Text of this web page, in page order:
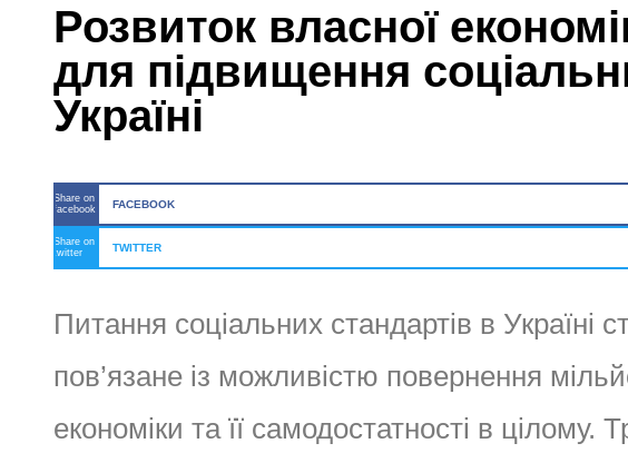
Розвиток власної
для підвищення
Україні
Share on
facebook
FACEBOOK
Share on
twitter
TWITTER
Питання соціальних стандартів в Україні
пов’язане із можливістю повернення
економіки та її самодостатності в цілому.